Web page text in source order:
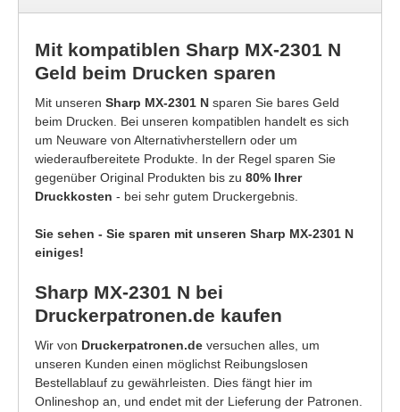
Mit kompatiblen Sharp MX-2301 N
Geld beim Drucken sparen
Mit unseren Sharp MX-2301 N sparen Sie bares Geld
beim Drucken. Bei unseren kompatiblen handelt es sich
um Neuware von Alternativherstellern oder um
wiederaufbereitete Produkte. In der Regel sparen Sie
gegenüber Original Produkten bis zu 80% Ihrer
Druckkosten - bei sehr gutem Druckergebnis.
Sie sehen - Sie sparen mit unseren Sharp MX-2301 N
einiges!
Sharp MX-2301 N bei
Druckerpatronen.de kaufen
Wir von Druckerpatronen.de versuchen alles, um
unseren Kunden einen möglichst Reibungslosen
Bestellablauf zu gewährleisten. Dies fängt hier im
Onlineshop an, und endet mit der Lieferung der Patronen.